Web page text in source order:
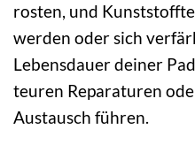
rosten, und
werden oder sich
Lebensdauer deiner
teuren Reparaturen
Austausch führen.